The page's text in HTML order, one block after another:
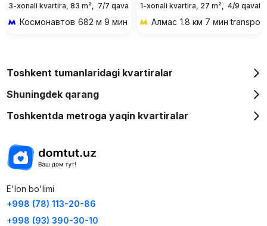
3-xonali kvartira, 83 m², 7/7 qavat
Космонавтов 682 м 9 мин piyoda
1-xonali kvartira, 27 m², 4/9 qavat
Алмас 1.8 км 7 мин
Toshkent tumanlaridagi kvartiralar
Shuningdek qarang
Toshkentda metroga yaqin kvartiralar
E'lon bo'limi
+998 (78) 113-20-86
+998 (93) 390-30-10